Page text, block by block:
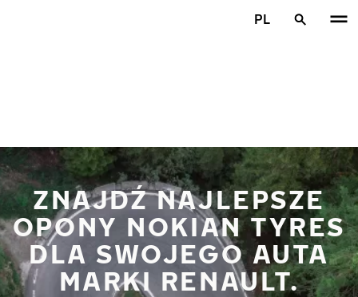
PL
ZNAJDŹ NAJLEPSZE
OPONY NOKIAN TYRES
DLA SWOJEGO AUTA
MARKI RENAULT.